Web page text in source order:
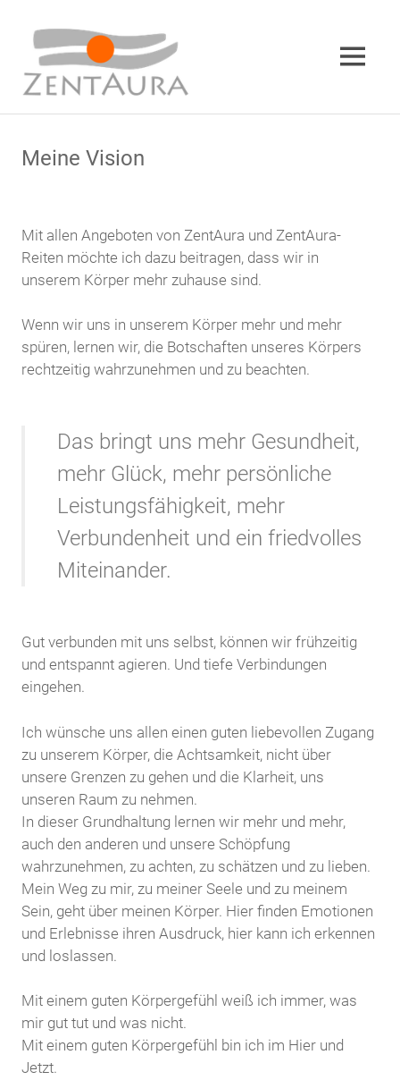
springen
MENÜ
Meine Vision
Mit allen Angeboten von ZentAura und ZentAura-
Reiten möchte ich dazu beitragen, dass wir in
unserem Körper mehr zuhause sind.
Wenn wir uns in unserem Körper mehr und mehr
spüren, lernen wir, die Botschaften unseres Körpers
rechtzeitig wahrzunehmen und zu beachten.
Das bringt uns mehr Gesundheit,
mehr Glück, mehr persönliche
Leistungsfähigkeit, mehr
Verbundenheit und ein friedvolles
Miteinander.
Gut verbunden mit uns selbst, können wir frühzeitig
und entspannt agieren. Und tiefe Verbindungen
eingehen.
Ich wünsche uns allen einen guten liebevollen Zugang
zu unserem Körper, die Achtsamkeit, nicht über
unsere Grenzen zu gehen und die Klarheit, uns
unseren Raum zu nehmen.
In dieser Grundhaltung lernen wir mehr und mehr,
auch den anderen und unsere Schöpfung
wahrzunehmen, zu achten, zu schätzen und zu lieben.
Mein Weg zu mir, zu meiner Seele und zu meinem
Sein, geht über meinen Körper. Hier finden Emotionen
und Erlebnisse ihren Ausdruck, hier kann ich erkennen
und loslassen.
Mit einem guten Körpergefühl weiß ich immer, was
mir gut tut und was nicht.
Mit einem guten Körpergefühl bin ich im Hier und
Jetzt.